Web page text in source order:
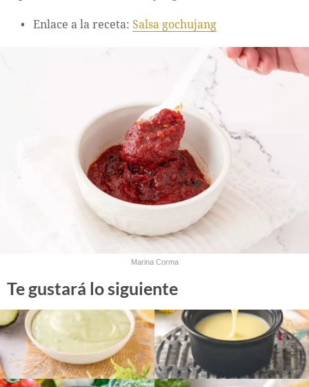
Enlace a la receta: Salsa gochujang
Marina Corma
Te gustará lo siguiente